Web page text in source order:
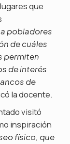
que
pobladores
de cuáles
permiten
de interés
de
la docente.
visitó
inspiración
físico, que